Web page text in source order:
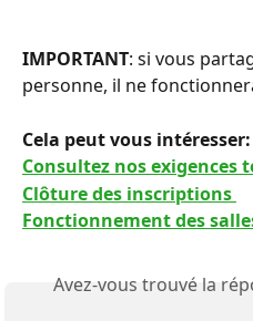
IMPORTANT: si vous
personne, il ne
Cela peut vous intéresser:
Consultez nos exigences
Clôture des inscriptions
Fonctionnement des
Avez-vous trouvé la